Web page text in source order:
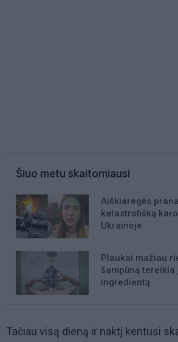
Šiuo metu skaitomiausi
Aiškiaregės
katastrofišką
Ukrainoje
Plaukai mažiau
šampūną tereikia
ingredientą
Tačiau visą dieną ir naktį kentusi